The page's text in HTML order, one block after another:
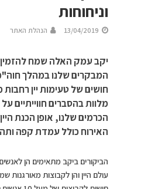
וניחוחות
13/04/2019 הנהלת האתר
יקב עמק האלה שמח
המבקרים שלנו במהלך
חושים של טעימות יין רחבות
מלוות בהסברים חווייתיים
הכרמים שלנו, אופן הכנת
האירוח כולל עמדת קפה
הביקורים ביקב מתאימים הן
עולם היין והן לקבוצות מאורגנות